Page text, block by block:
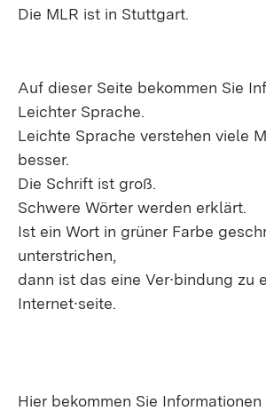
Die MLR ist in Stuttgart.
Auf dieser Seite bekommen Sie
Leichter Sprache.
Leichte Sprache verstehen viele
besser.
Die Schrift ist groß.
Schwere Wörter werden erklärt.
Ist ein Wort in grüner Farbe
unterstrichen,
dann ist das eine Ver∙bindung zu
Internet∙seite.
Hier bekommen Sie Informationen